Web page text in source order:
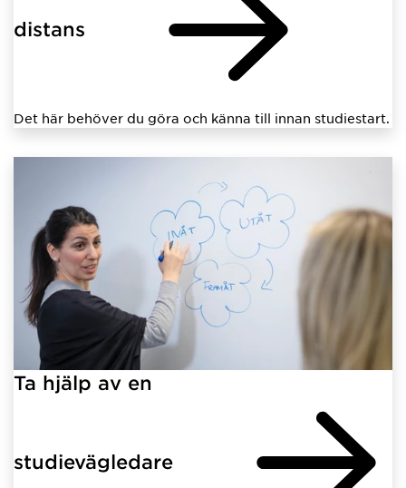
distans
Det här behöver du göra och känna till innan studiestart.
Ta hjälp av en
studievägledare